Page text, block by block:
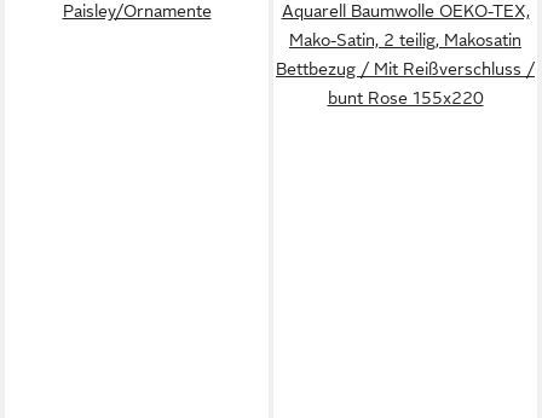
Paisley/Ornamente
Aquarell Baumwolle OEKO-TEX,
Mako-Satin, 2 teilig, Makosatin
Bettbezug / Mit Reißverschluss /
bunt Rose 155x220